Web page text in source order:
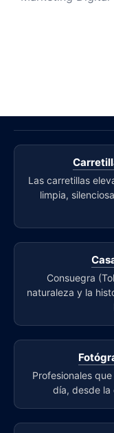
Las carretillas
limpia,
Consuegra
naturaleza y la
Profesionales
día, desde la